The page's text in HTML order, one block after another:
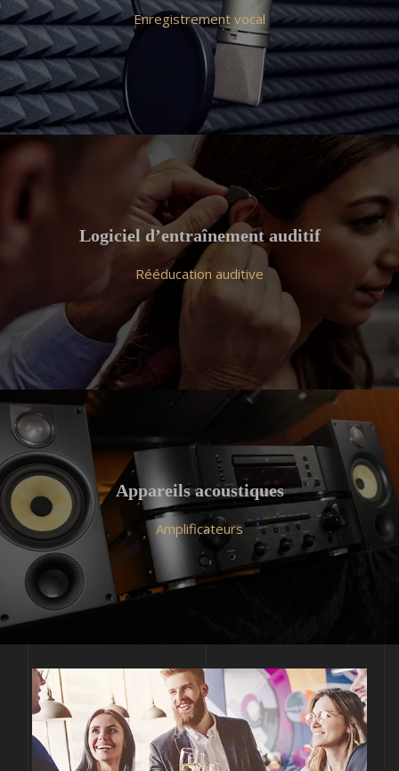
Enregistrement vocal
Logiciel d’entraînement auditif
Rééducation auditive
Appareils acoustiques
Amplificateurs